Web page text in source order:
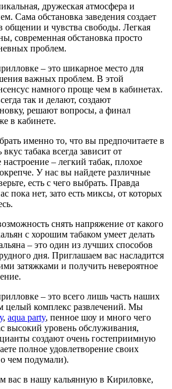
дружеская атмосфера и
Сама обстановка заведения создает
общении и чувства свободы. Легкая
современная обстановка просто
проблем.
– это шикарное место для
важных проблем. В этой
намного проще чем в кабинетах.
так и делают, создают
решают вопросы, а финал
в кабинете.
именно то, что вы предпочитаете в
табака всегда зависит от
– легкий табак, плохое
У нас вы найдете различные
есть с чего выбрать. Правда
пока нет, зато есть миксы, от которых
снять напряжение от какого
с хорошим табаком умеет делать
– это один из лучших способов
дня. Приглашаем вас насладится
затяжками и получить невероятное
– это всего лишь часть наших
целый комплекс развлечений. Мы
, aqua party, пенное шоу и много чего
высокий уровень обслуживания,
создают очень гостеприимную
полное удовлетворение своих
чем подумали).
вас в нашу кальянную в Кириловке,